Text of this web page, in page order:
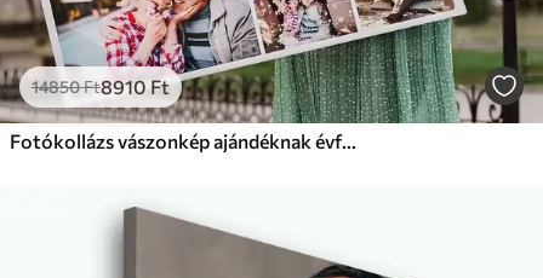
14850Ft8910 Ft
Fotókollázs vászonkép ajándéknak évfordulóra